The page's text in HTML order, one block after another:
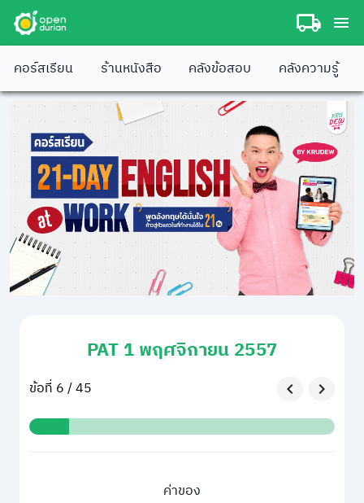
คอร์สเรียน ร้านหนังสือ คลังข้อสอบ คลังความรู้
PAT 1 พฤศจิกายน 2557
ข้อที่ 6 / 45
ค่าของ